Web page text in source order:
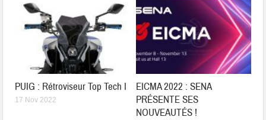
PUIG : Rétroviseur Top Tech I
17 Nov 2022
EICMA 2022 : SENA
PRÉSENTE SES
NOUVEAUTÉS !